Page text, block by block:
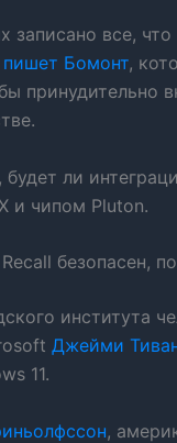
записано все,
пишет Бомонт,
ли
и чипом Pluton.
безопасен,
института
Джейми
11.
,